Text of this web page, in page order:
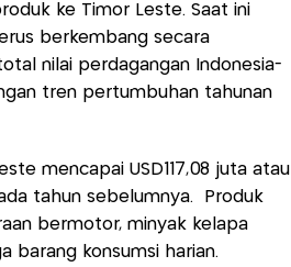
ke Timor Leste. Saat ini
berkembang secara
nilai perdagangan Indonesia-
tren pertumbuhan tahunan
mencapai USD117,08 juta atau
tahun sebelumnya. Produk
bermotor, minyak kelapa
barang konsumsi harian.